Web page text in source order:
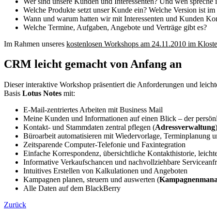
Welche Produkte setzt unser Kunde ein? Welche Version ist
Wann und warum hatten wir mit Interessenten und Kunden
Welche Termine, Aufgaben, Angebote und Verträge gibt es?
Im Rahmen unseres kostenlosen Workshops am 24.11.2010 im
CRM leicht gemacht von Anfang an
Dieser interaktive Workshop präsentiert die Anforderungen und
Basis Lotus Notes mit:
E-Mail-zentriertes Arbeiten mit Business Mail
Meine Kunden und Informationen auf einen Blick – der
Kontakt- und Stammdaten zentral pflegen (Adressverwaltung
Büroarbeit automatisieren mit Wiedervorlage, Terminplanung
Zeitsparende Computer-Telefonie und Faxintegration
Einfache Korrespondenz, übersichtliche Kontakthistorie,
Informative Verkaufschancen und nachvollziehbare
Intuitives Erstellen von Kalkulationen und Angeboten
Kampagnen planen, steuern und auswerten (
Alle Daten auf dem BlackBerry
Zurück